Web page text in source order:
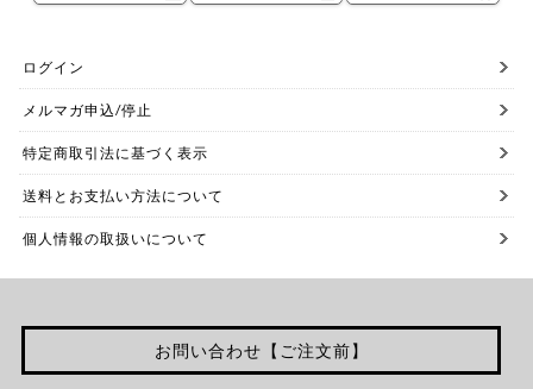
ログイン
メルマガ申込/停止
特定商取引法に基づく表示
送料とお支払い方法について
個人情報の取扱いについて
お問い合わせ【ご注文前】